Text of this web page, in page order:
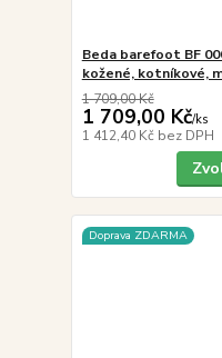
Beda barefoot BF
kožené, kotníkové,
1 709,00 Kč
1 709,00 Kč/ks
1 412,40 Kč bez DPH
Doprava ZDARMA